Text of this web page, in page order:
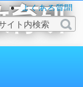
育研
よくある質問